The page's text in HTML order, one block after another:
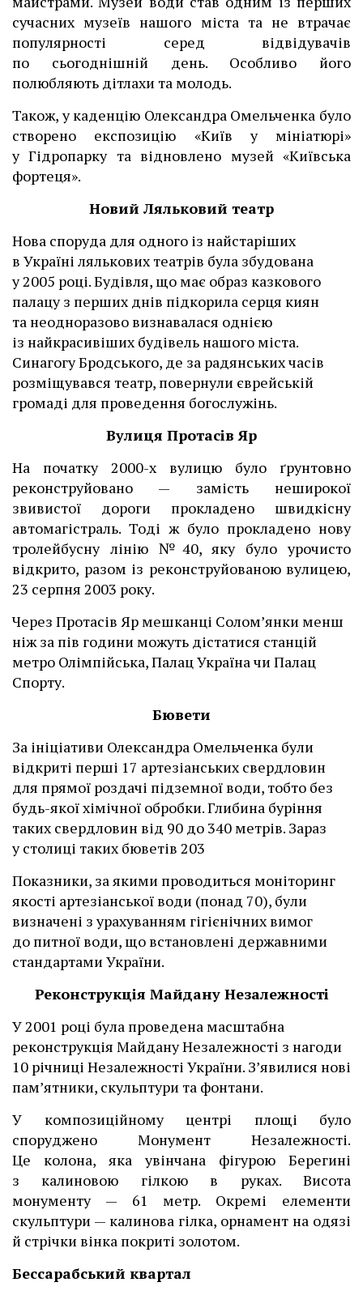
сучасних музеїв нашого міста та не втрачає
популярності серед відвідувачів
по сьогоднішній день. Особливо його
полюбляють дітлахи та молодь.
Також, у каденцію Олександра Омельченка було
створено експозицію «Київ у мініатюрі»
у Гідропарку та відновлено музей «Київська
фортеця».
Новий Ляльковий театр
Нова споруда для одного із найстаріших
в Україні лялькових театрів була збудована
у 2005 році. Будівля, що має образ казкового
палацу з перших днів підкорила серця киян
та неодноразово визнавалася однією
із найкрасивіших будівель нашого міста.
Синагогу Бродського, де за радянських часів
розміщувався театр, повернули єврейській
громаді для проведення богослужінь.
Вулиця Протасів Яр
На початку 2000-х вулицю було ґрунтовно
реконструйовано — замість неширокої
звивистої дороги прокладено швидкісну
автомагістраль. Тоді ж було прокладено нову
тролейбусну лінію №40, яку було урочисто
відкрито, разом із реконструйованою вулицею,
23 серпня 2003 року.
Через Протасів Яр мешканці Солом’янки менш
ніж за пів години можуть дістатися станцій
метро Олімпійська, Палац Україна чи Палац
Спорту.
Бювети
За ініціативи Олександра Омельченка були
відкриті перші 17 артезіанських свердловин
для прямої роздачі підземної води, тобто без
будь-якої хімічної обробки. Глибина буріння
таких свердловин від 90 до 340 метрів. Зараз
у столиці таких бюветів 203
Показники, за якими проводиться моніторинг
якості артезіанської води (понад 70), були
визначені з урахуванням гігієнічних вимог
до питної води, що встановлені державними
стандартами України.
Реконструкція Майдану Незалежності
У 2001 році була проведена масштабна
реконструкція Майдану Незалежності з нагоди
10 річниці Незалежності України. З’явилися нові
пам’ятники, скульптури та фонтани.
У композиційному центрі площі було
споруджено Монумент Незалежності.
Це колона, яка увінчана фігурою Берегині
з калиновою гілкою в руках. Висота
монументу — 61 метр. Окремі елементи
скульптури — калинова гілка, орнамент на одязі
й стрічки вінка покриті золотом.
Бессарабський квартал